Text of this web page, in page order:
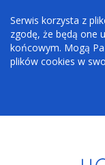
Serwis korzysta z
zgodę, że będą one
końcowym. Mogą
plików cookies w